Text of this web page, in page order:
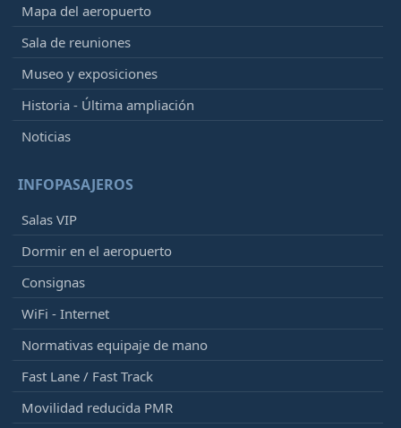
Mapa del aeropuerto
Sala de reuniones
Museo y exposiciones
Historia - Última ampliación
Noticias
INFOPASAJEROS
Salas VIP
Dormir en el aeropuerto
Consignas
WiFi - Internet
Normativas equipaje de mano
Fast Lane / Fast Track
Movilidad reducida PMR